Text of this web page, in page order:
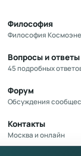
Философия
Философия
Вопросы и ответы
45 подробных
Форум
Обсуждения
Контакты
Москва и онлайн